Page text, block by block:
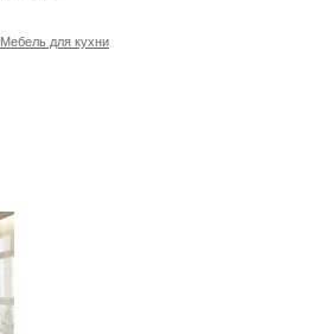
Мебель для кухни